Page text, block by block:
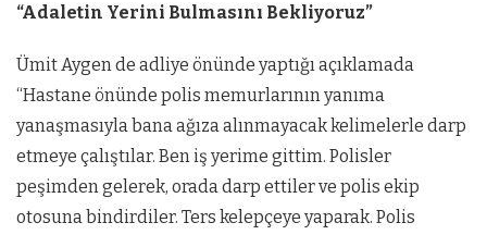
“Adaletin Yerini Bulmasını Bekliyoruz”
Ümit Aygen de adliye önünde yaptığı açıklamada
“Hastane önünde polis memurlarının yanıma
yanaşmasıyla bana ağıza alınmayacak kelimelerle darp
etmeye çalıştılar. Ben iş yerime gittim. Polisler
peşimden gelerek, orada darp ettiler ve polis ekip
otosuna bindirdiler. Ters kelepçeye yaparak. Polis